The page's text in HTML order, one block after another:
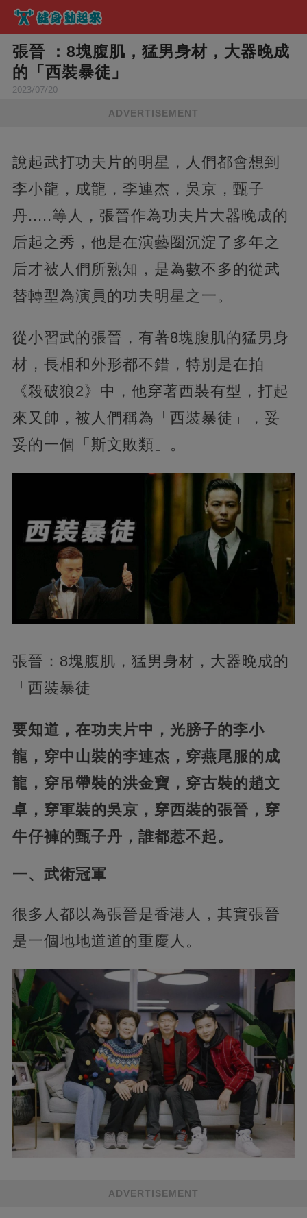
張晉 ：8塊腹肌，猛男身材，大器晚成
的「西裝暴徒」
2023/07/20
ADVERTISEMENT
說起武打功夫片的明星，人們都會想到
李小龍，成龍，李連杰，吳京，甄子
丹.....等人，張晉作為功夫片大器晚成的
后起之秀，他是在演藝圈沉淀了多年之
后才被人們所熟知，是為數不多的從武
替轉型為演員的功夫明星之一。
從小習武的張晉，有著8塊腹肌的猛男身
材，長相和外形都不錯，特別是在拍
《殺破狼2》中，他穿著西裝有型，打起
來又帥，被人們稱為「西裝暴徒」，妥
妥的一個「斯文敗類」。
張晉：8塊腹肌，猛男身材，大器晚成的
「西裝暴徒」
要知道，在功夫片中，光膀子的李小
龍，穿中山裝的李連杰，穿燕尾服的成
龍，穿吊帶裝的洪金寶，穿古裝的趙文
卓，穿軍裝的吳京，穿西裝的張晉，穿
牛仔褲的甄子丹，誰都惹不起。
一、武術冠軍
很多人都以為張晉是香港人，其實張晉
是一個地地道道的重慶人。
ADVERTISEMENT